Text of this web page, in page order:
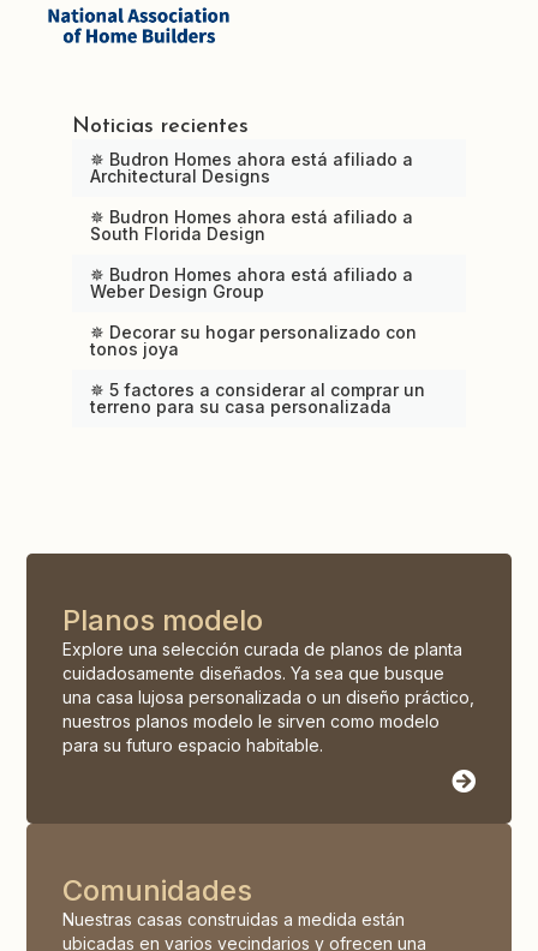
Noticias recientes
✵ Budron Homes ahora está afiliado a
Architectural Designs
✵ Budron Homes ahora está afiliado a
South Florida Design
✵ Budron Homes ahora está afiliado a
Weber Design Group
✵ Decorar su hogar personalizado con
tonos joya
✵ 5 factores a considerar al comprar un
terreno para su casa personalizada
Planos modelo
Explore una selección curada de planos de planta
cuidadosamente diseñados. Ya sea que busque
una casa lujosa personalizada o un diseño práctico,
nuestros planos modelo le sirven como modelo
para su futuro espacio habitable.
Comunidades
Nuestras casas construidas a medida están
ubicadas en varios vecindarios y ofrecen una